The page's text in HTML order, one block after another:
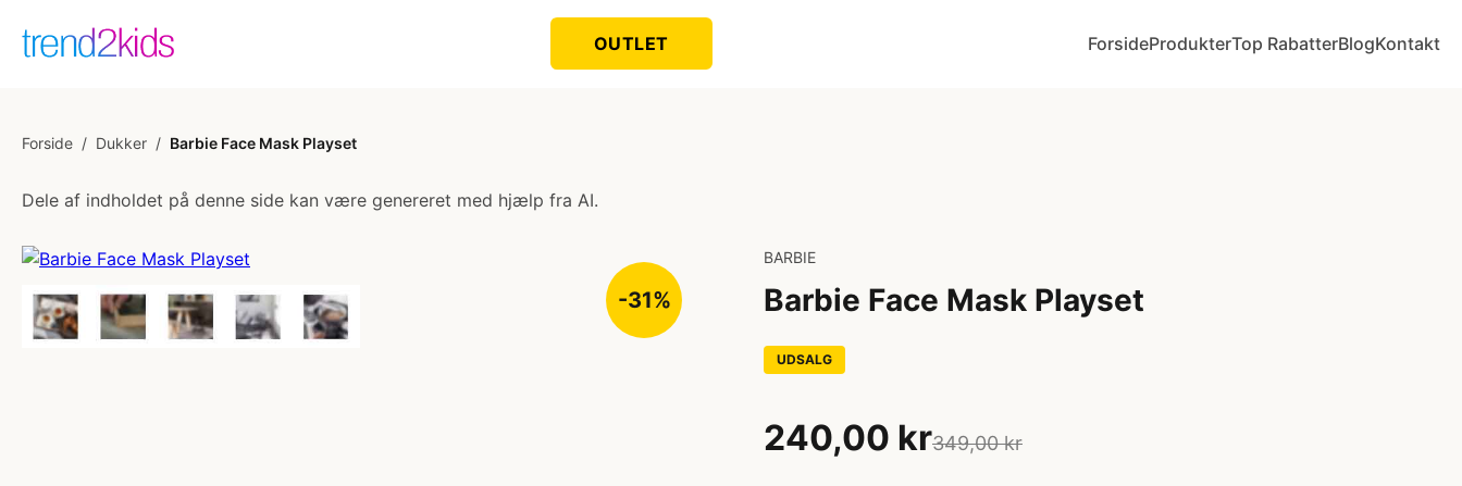
OUTLET ForsideProdukterTop RabatterBlogKontakt
Forside / Dukker / Barbie Face Mask Playset
Dele af indholdet på denne side kan være genereret med hjælp fra AI.
-31%
BARBIE
Barbie Face Mask Playset
UDSALG
240,00 kr349,00 kr